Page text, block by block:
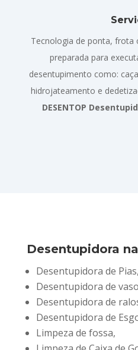
Tecnologia de ponta, frota
preparada para
desentupimento como:
hidrojateamento e
DESENTOP
Desentupidora
Desentupidora de Pias,
Desentupidora de
Desentupidora de
Desentupidora de
Limpeza de fossa,